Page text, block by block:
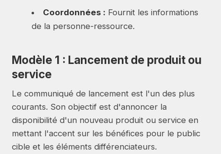
Coordonnées : Fournit les informations
de la personne-ressource.
Modèle 1 : Lancement de produit ou
service
Le communiqué de lancement est l'un des plus
courants. Son objectif est d'annoncer la
disponibilité d'un nouveau produit ou service en
mettant l'accent sur les bénéfices pour le public
cible et les éléments différenciateurs.